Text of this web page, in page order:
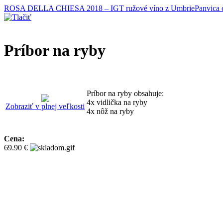
ROSA DELLA CHIESA 2018 – IGT ružové víno z UmbriePanvica
Príbor na ryby
Zobraziť v plnej veľkosti
Príbor na ryby obsahuje:
4x vidlička na ryby
4x nôž na ryby
Cena:
69.90 €